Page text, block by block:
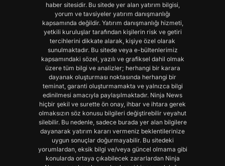
haber sitesidir. Bu sitede yer alan yatırım bilgisi,
yorum ve tavsiyeler yatırım danışmanlığı
kapsamında değildir. Yatırım danışmanlığı hizmeti,
yetkili kuruluşlar tarafından kişilerin risk ve getiri
tercihlerini dikkate alarak, kişiye özel olarak
sunulmaktadır. Bu sitede veya e-bültenlerimiz
kapsamındaki sözel, yazılı ve grafiksel dahil olmak
üzere tüm bilgi ve analizler; herhangi bir karara
dayanak oluşturması noktasında herhangi bir
teminat, garanti oluşturmamakta ve yalnızca bilgi
edinilmesi amacıyla paylaşılmaktadır. Ninja News
hiçbir şekil ve surette ön onay, ihbar ve ihtara gerek
olmaksızın söz konusu bilgileri değiştirebilir veyahut
silebilir. Bu nedenle, sadece burada yer alan bilgilere
dayanarak yatırım kararı vermeniz beklentilerinize
uygun sonuçlar doğurmayabilir. Bu sitedeki
yorumlardan, eksik bilgi ve/veya güncel olmama gibi
konularda ortaya çıkabilecek zararlardan Ninja